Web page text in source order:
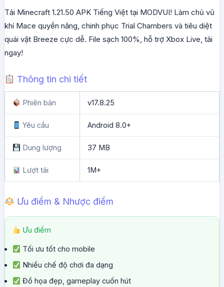
Tải Minecraft 1.21.50 APK Tiếng Việt tại MODVUI! Làm chủ vũ
khí Mace quyền năng, chinh phục Trial Chambers và tiêu diệt
quái vật Breeze cực dễ. File sạch 100%, hỗ trợ Xbox Live, tải
ngay!
Thông tin chi tiết
Phiên bản v17.8.25
Yêu cầu Android 8.0+
Dung lượng 37 MB
Lượt tải 1M+
Ưu điểm & Nhược điểm
Ưu điểm
Tối ưu tốt cho mobile
Nhiều chế độ chơi đa dạng
Đồ họa đẹp, gameplay cuốn hút